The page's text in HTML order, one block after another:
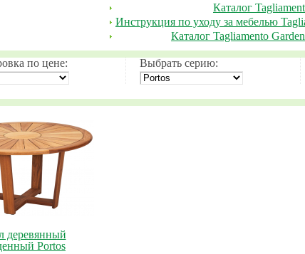
Каталог
Инструкция по уходу за мебелью
Каталог Tagliamento
по цене: Выбрать серию:
деревянный
Portos